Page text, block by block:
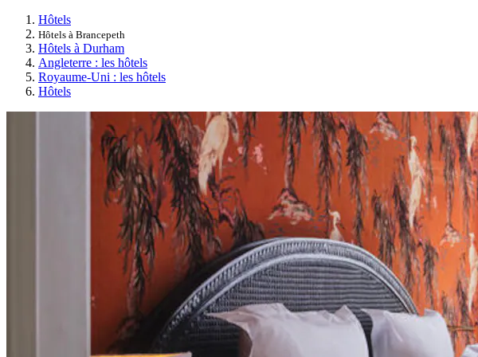
Hôtels
Hôtels à Brancepeth
Hôtels à Durham
Angleterre : les hôtels
Royaume-Uni : les hôtels
Hôtels